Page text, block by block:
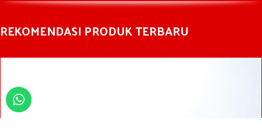
REKOMENDASI PRODUK TERBARU